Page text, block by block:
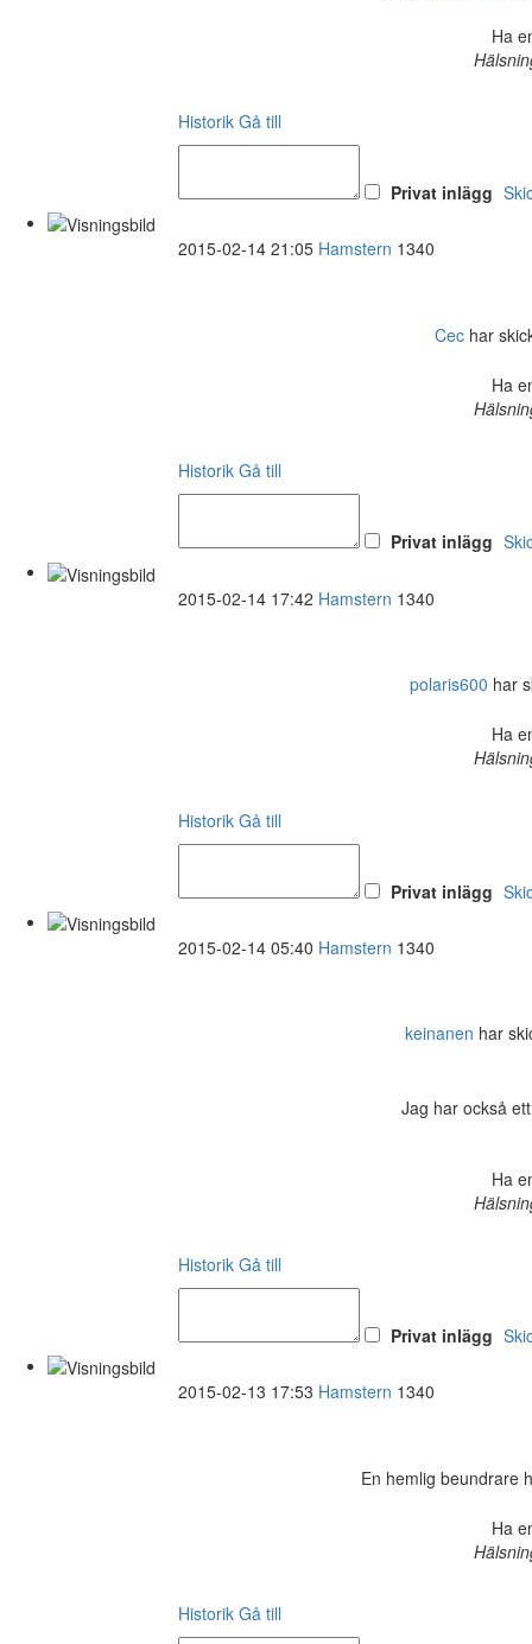
Ha
Historik Gå till
Privat inlägg
2015-02-14 21:05 Hamstern 1340
Cechar
Ha
Historik Gå till
Privat inlägg
2015-02-14 17:42 Hamstern 1340
polaris600 har
Ha
Historik Gå till
Privat inlägg
2015-02-14 05:40 Hamstern 1340
keinanen har
Jag har också
Ha
Historik Gå till
Privat inlägg
2015-02-13 17:53 Hamstern 1340
En hemlig beundrare
Ha
Historik Gå till